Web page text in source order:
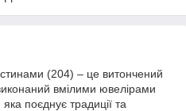
(204) – це витончений
вмілими ювелірами
поєднує традиції та